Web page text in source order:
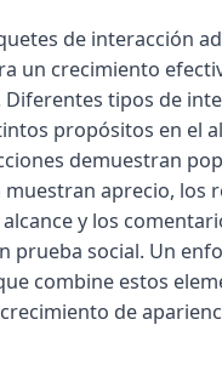
de interacción
un crecimiento
Diferentes tipos de
propósitos en el
demuestran
muestran aprecio, los
y los
prueba social. Un
combine estos
de